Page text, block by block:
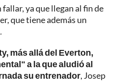
ya que llegan al fin de
que tiene además un
más allá del Everton,
a la que aludió al
su entrenador, Josep